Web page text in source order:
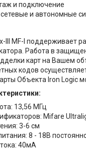
и подключение
и автономные
III MF-I поддерживает
Работа в
карт на Вашем
кодов
Объекта Iron Logic
13,56 МГц
Mifare
3-6 см
8 - 18В
40мA